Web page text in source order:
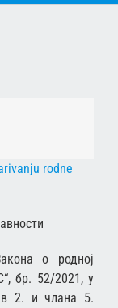
rodne
о родној
бр. 52/2021, у
2. и члана 5.